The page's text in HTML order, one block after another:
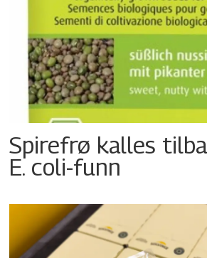
Spirefrø kalles
E. coli-funn